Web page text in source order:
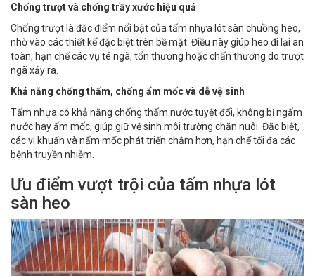
Chống trượt và chống trầy xước hiệu quả
Chống trượt là đặc điểm nổi bật của tấm nhựa lót sàn chuồng heo,
nhờ vào các thiết kế đặc biệt trên bề mặt. Điều này giúp heo đi lại an
toàn, hạn chế các vụ té ngã, tổn thương hoặc chấn thương do trượt
ngã xảy ra.
Khả năng chống thấm, chống ẩm mốc và dễ vệ sinh
Tấm nhựa có khả năng chống thấm nước tuyệt đối, không bị ngấm
nước hay ẩm mốc, giúp giữ vệ sinh môi trường chăn nuôi. Đặc biệt,
các vi khuẩn và nấm mốc phát triển chậm hơn, hạn chế tối đa các
bệnh truyền nhiễm.
Ưu điểm vượt trội của tấm nhựa lót
sàn heo